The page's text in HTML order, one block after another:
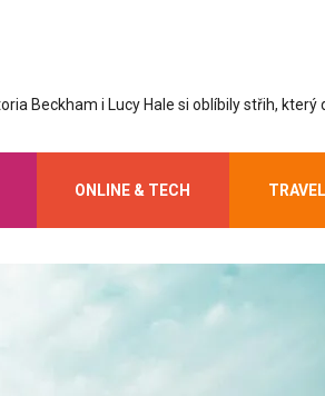
nerovná se hydratovaná: Korejská
ONLINE & TECH TRAVEL